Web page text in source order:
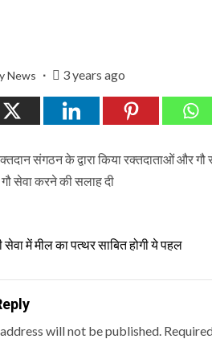
News 3 years ago
संगठन के द्वारा किया रक्तदाताओं और
सेवा करने की सलाह दी
सेवा में मील का पत्थर साबित होगी ये पहल
will not be published.